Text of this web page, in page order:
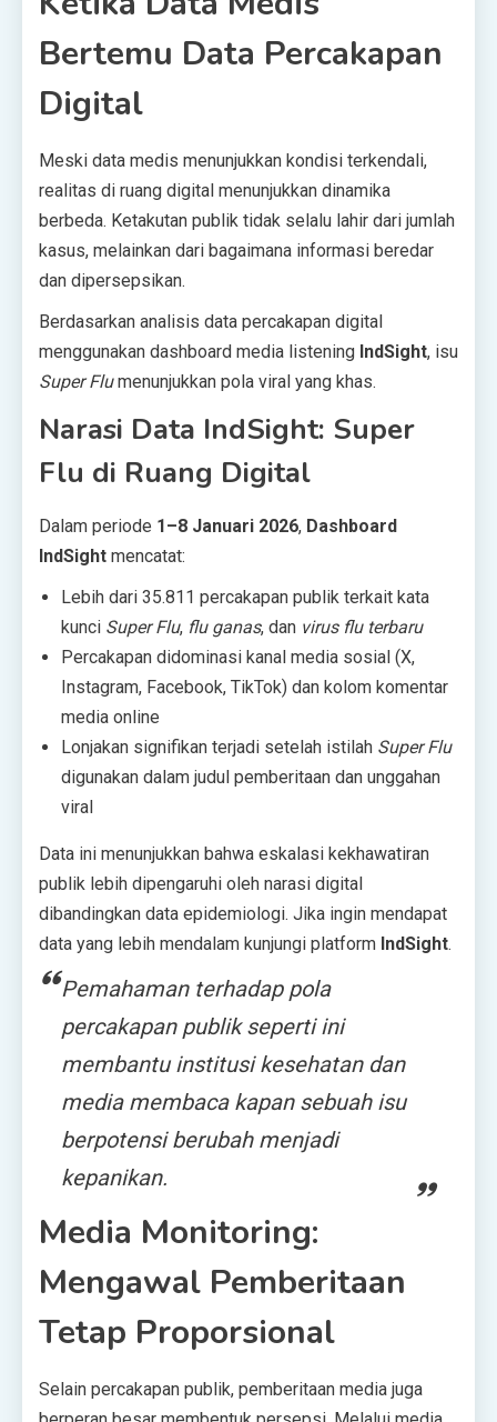
Bertemu Data Percakapan
Digital
Meski data medis menunjukkan kondisi terkendali,
realitas di ruang digital menunjukkan dinamika
berbeda. Ketakutan publik tidak selalu lahir dari jumlah
kasus, melainkan dari bagaimana informasi beredar
dan dipersepsikan.
Berdasarkan analisis data percakapan digital
menggunakan dashboard media listening IndSight, isu
Super Flumenunjukkan pola viral yang khas.
Narasi Data IndSight: Super
Flu di Ruang Digital
Dalam periode 1–8 Januari 2026, Dashboard
IndSight mencatat:
Lebih dari 35.811 percakapan publik terkait kata
kunci Super Flu, flu ganas, dan virus flu terbaru
Percakapan didominasi kanal media sosial (X,
Instagram, Facebook, TikTok) dan kolom komentar
media online
Lonjakan signifikan terjadi setelah istilah Super Flu
digunakan dalam judul pemberitaan dan unggahan
viral
Data ini menunjukkan bahwa eskalasi kekhawatiran
publik lebih dipengaruhi oleh narasi digital
dibandingkan data epidemiologi. Jika ingin mendapat
data yang lebih mendalam kunjungi platform IndSight.
Pemahaman terhadap pola
percakapan publik seperti ini
membantu institusi kesehatan dan
media membaca kapan sebuah isu
berpotensi berubah menjadi
kepanikan.
Media Monitoring:
Mengawal Pemberitaan
Tetap Proporsional
Selain percakapan publik, pemberitaan media juga